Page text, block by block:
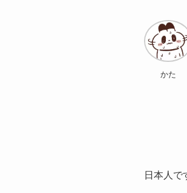
かた
日本人で